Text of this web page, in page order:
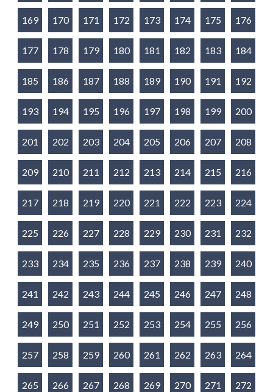
169 170 171 172 173 174 175 176
177 178 179 180 181 182 183 184
185 186 187 188 189 190 191 192
193 194 195 196 197 198 199 200
201 202 203 204 205 206 207 208
209 210 211 212 213 214 215 216
217 218 219 220 221 222 223 224
225 226 227 228 229 230 231 232
233 234 235 236 237 238 239 240
241 242 243 244 245 246 247 248
249 250 251 252 253 254 255 256
257 258 259 260 261 262 263 264
265 266 267 268 269 270 271 272